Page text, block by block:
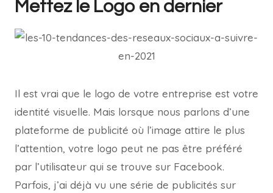
Mettez le Logo en dernier
Il est vrai que le logo de votre entreprise est votre
identité visuelle. Mais lorsque nous parlons d’une
plateforme de publicité où l’image attire le plus
l’attention, votre logo peut ne pas être préféré
par l’utilisateur qui se trouve sur Facebook.
Parfois, j’ai déjà vu une série de publicités sur